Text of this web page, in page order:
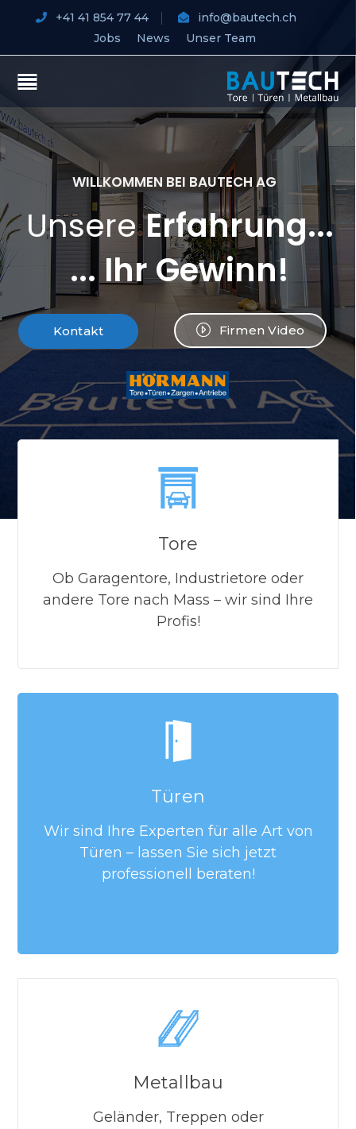
+41 41 854 77 44
info@bautech.ch
Jobs
News Unser Team
UnsereErfahrung...
... Ihr Gewinn!
Kontakt Firmen Video
WILLKOMMEN BEI BAUTECH AG
Tore
Ob Garagentore, Industrietore oder
andere Tore nach Mass – wir sind Ihre
Profis!
Türen
Wir sind Ihre Experten für alle Art von
Türen – lassen Sie sich jetzt
professionell beraten!
Metallbau
Geländer, Treppen oder